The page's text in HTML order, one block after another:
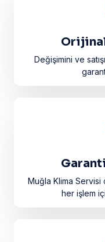
Değişimini ve
Muğla Klima Servisi
her işlem